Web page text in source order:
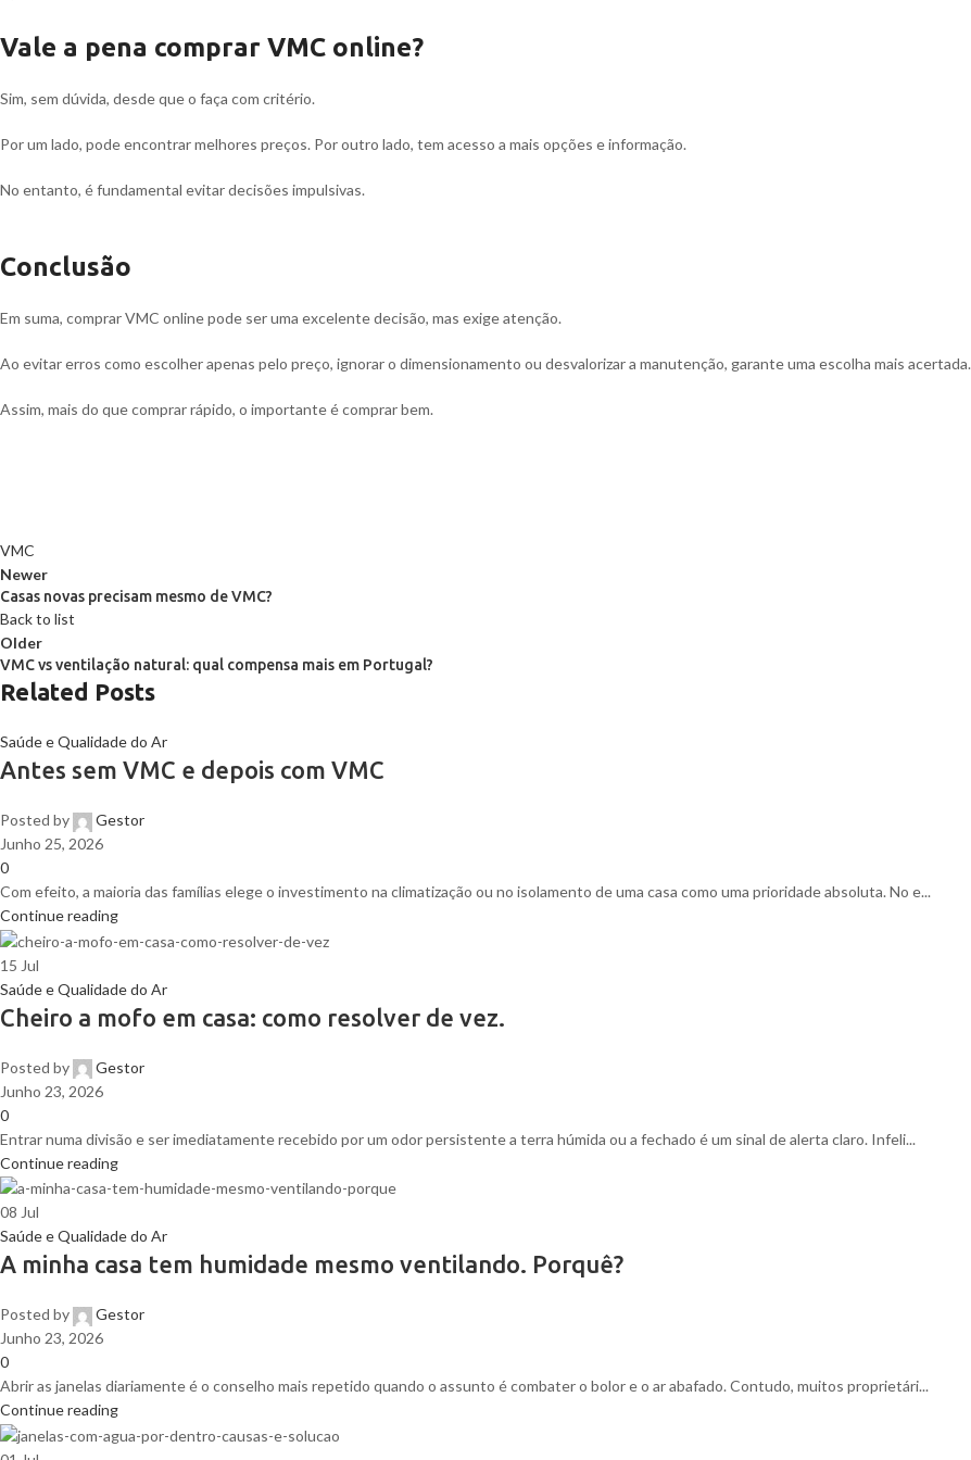
Vale a pena comprar VMC online?
Sim, sem dúvida, desde que o faça com critério.
Por um lado, pode encontrar melhores preços. Por outro lado, tem acesso a mais opções e informação.
No entanto, é fundamental evitar decisões impulsivas.
Conclusão
Em suma, comprar VMC online pode ser uma excelente decisão, mas exige atenção.
Ao evitar erros como escolher apenas pelo preço, ignorar o dimensionamento ou desvalorizar a manutenção, garante uma escolha mais acertada.
Assim, mais do que comprar rápido, o importante é comprar bem.
VMC
Newer
Casas novas precisam mesmo de VMC?
Back to list
Older
VMC vs ventilação natural: qual compensa mais em Portugal?
Related Posts
Saúde e Qualidade do Ar
Antes sem VMC e depois com VMC
Posted by
Gestor
Junho 25, 2026
0
Com efeito, a maioria das famílias elege o investimento na climatização ou no isolamento de uma casa como uma prioridade absoluta. No e...
Continue reading
15 Jul
Saúde e Qualidade do Ar
Cheiro a mofo em casa: como resolver de vez.
Posted by
Gestor
Junho 23, 2026
0
Entrar numa divisão e ser imediatamente recebido por um odor persistente a terra húmida ou a fechado é um sinal de alerta claro. Infeli...
Continue reading
08 Jul
Saúde e Qualidade do Ar
A minha casa tem humidade mesmo ventilando. Porquê?
Posted by
Gestor
Junho 23, 2026
0
Abrir as janelas diariamente é o conselho mais repetido quando o assunto é combater o bolor e o ar abafado. Contudo, muitos proprietári...
Continue reading